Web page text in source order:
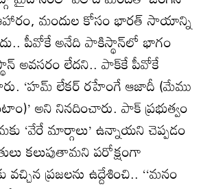
మందుల కోసం భారత్‌ సాయాన్ని
పీవోకే అనేది పాకిస్థాన్‌లో భాగం
అవసరం లేదని.. పాక్‌కే పీవోకే
‘హమ్‌ లేకర్‌ రహేంగే ఆజాదీ (మేము
అని నినదించారు. పాక్‌ ప్రభుత్వం
‘వేరే మార్గాలు’ ఉన్నాయని చెప్పడం
కలుపుతామని పరోక్షంగా
ప్రజలను ఉద్దేశించి.. ‘‘మనం